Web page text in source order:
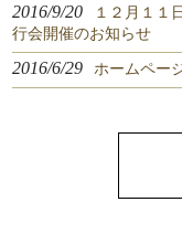
2016/9/20
１２月１１
行会開催のお知らせ
2016/6/29 ホームペー